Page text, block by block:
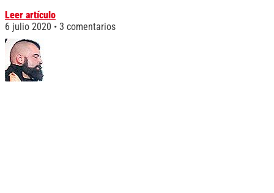
Leer artículo
6 julio 2020
3 comentarios